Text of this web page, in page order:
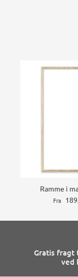
Ramme i
Fra
Gratis fragt
ved